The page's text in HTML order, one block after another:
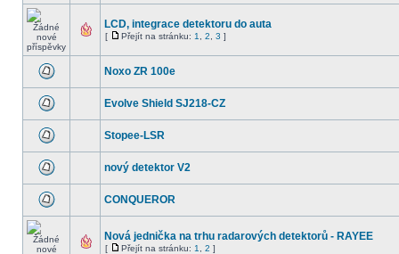
LCD, integrace detektoru do auta
[ Přejít na stránku: 1 2 3 ]
Noxo ZR 100e
Evolve Shield SJ218-CZ
Stopee-LSR
nový detektor V2
CONQUEROR
Nová jednička na trhu radarových detektorů - RAYEE
[ Přejít na stránku: 1 2 ]